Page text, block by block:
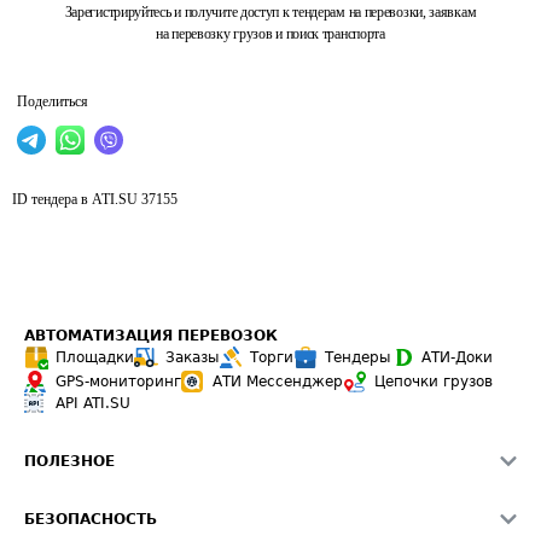
Зарегистрируйтесь и получите доступ к тендерам на перевозки, заявкам
на перевозку грузов и поиск транспорта
Поделиться
ID тендера в ATI.SU 37155
АВТОМАТИЗАЦИЯ ПЕРЕВОЗОК
Площадки
Заказы Торги Тендеры
АТИ-Доки
GPS-мониторинг
АТИ Мессенджер
Цепочки грузов
API ATI.SU
ПОЛЕЗНОЕ
БЕЗОПАСНОСТЬ